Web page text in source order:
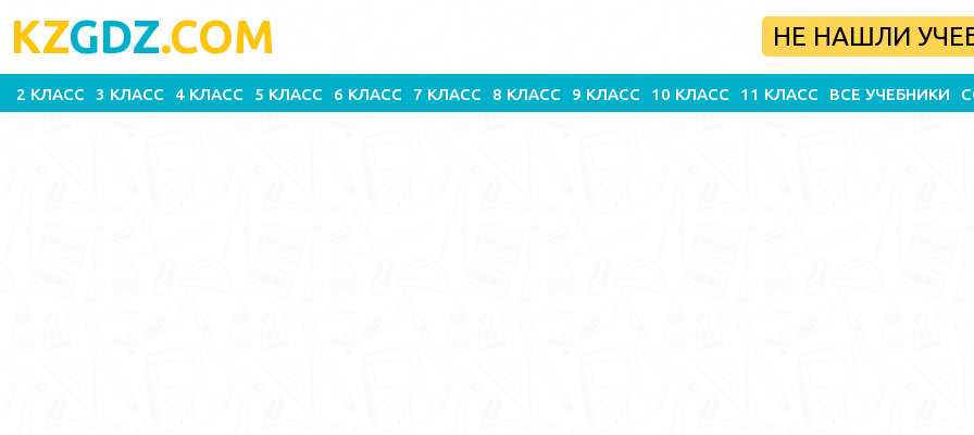
KZGDZ.COM НЕ НАШЛИ
2 КЛАСС 3 КЛАСС 4 КЛАСС 5 КЛАСС 6 КЛАСС 7 КЛАСС 8 КЛАСС 9 КЛАСС 10 КЛАСС 11 КЛАСС ВСЕ УЧЕБНИКИ